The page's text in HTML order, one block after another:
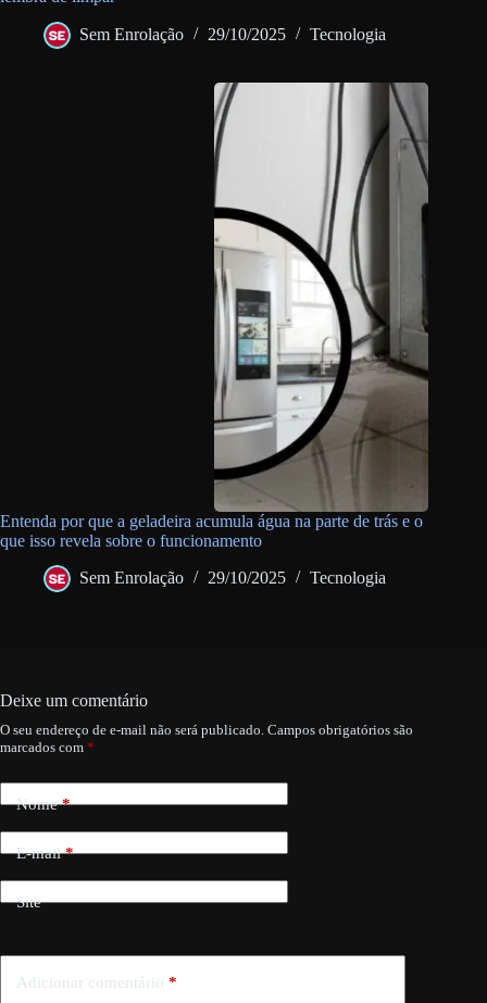
Sem Enrolação 29/10/2025 Tecnologia
Entenda por que a geladeira acumula água na parte de trás e o
que isso revela sobre o funcionamento
Sem Enrolação 29/10/2025 Tecnologia
Deixe um comentário
O seu endereço de e-mail não será publicado. Campos obrigatórios são
marcados com *
Nome*
E-mail*
Site
Adicionar comentário *